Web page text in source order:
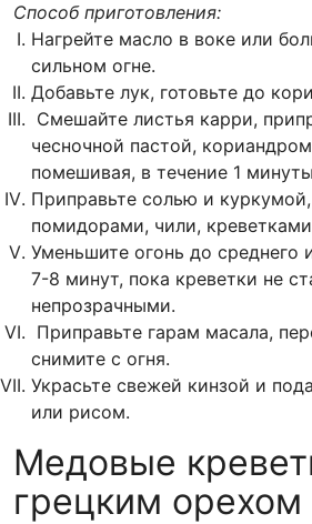
Способ приготовления:
Нагрейте масло в воке или
сильном огне.
Добавьте лук, готовьте до
Смешайте листья карри,
чесночной пастой,
помешивая, в течение 1
Приправьте солью и
помидорами, чили,
Уменьшите огонь до среднего
7-8 минут, пока креветки не
непрозрачными.
Приправьте гарам масала,
снимите с огня.
Украсьте свежей кинзой и
или рисом.
Медовые
грецким орехом